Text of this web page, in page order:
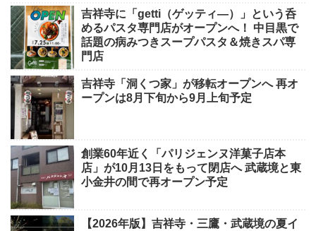
吉祥寺に「getti（ゲッティ―）」という呑
めるパスタ専門店がオープンへ！ 中目黒で
話題の病みつきスープパスタ＆焼きスパ専
門店
吉祥寺「洞くつ家」が移転オープンへ 再オ
ープンは8月下旬から9月上旬予定
創業60年近く「パリジェンヌ洋菓子店本
店」が10月13日をもって閉店へ 武蔵境と東
小金井の間で再オープン予定
【2026年版】吉祥寺・三鷹・武蔵境の夏イ